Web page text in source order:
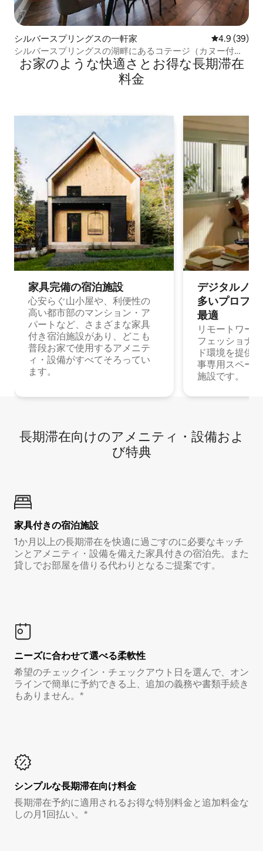
シルバースプリングスの一軒家 レビュー39
4.9 (39)
シルバースプリングスの湖畔にあるコテージ（カヌー付
き）
お家のような快⁠適⁠さ⁠とお⁠得⁠な長⁠期⁠滞⁠在
料⁠金
家具完備の宿⁠泊⁠施⁠設
心安らぐ山小屋や、利便性の
高い都市部のマンション・ア
パートなど、さまざまな家具
付き宿泊施設があり、どこも
普段お家で使用するアメニテ
ィ・設備がすべてそろってい
ます。
デジタルノ
多⁠いプ⁠ロ⁠フ⁠
最⁠適
リモートワー
フェッショナ
ド環境を提供
事専用スペー
施設です。
長期滞在向け⁠のア⁠メ⁠ニ⁠テ⁠ィ⁠・設⁠備⁠およ
び特⁠典
家具付き⁠の宿⁠泊⁠施⁠設
1か月以上の長期滞在を快適に過ごすのに必要なキッチ
ンとアメニティ・設備を備えた家具付きの宿泊先。また
貸しでお部屋を借りる代わりとなるご提案です。
ニーズに合わせて選べる柔軟性
希望のチェックイン・チェックアウト日を選んで、オン
ラインで簡単に予約できる上、追加の義務や書類手続き
もありません。*
シンプルな長期滞在向け料金
長期滞在予約に適用されるお得な特別料金と追加料金な
しの月1回払い。*